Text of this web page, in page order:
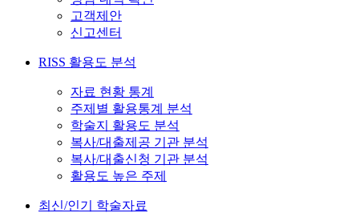
고객제안
신고센터
RISS 활용도 분석
자료 현황 통계
주제별 활용통계 분석
학술지 활용도 분석
복사/대출제공 기관 분석
복사/대출신청 기관 분석
활용도 높은 주제
최신/인기 학술자료